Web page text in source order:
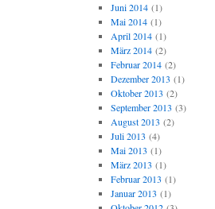
Juni 2014(1)
Mai 2014(1)
April 2014(1)
März 2014(2)
Februar 2014(2)
Dezember 2013 (1)
Oktober 2013 (2)
September 2013 (3)
August 2013 (2)
Juli 2013 (4)
Mai 2013 (1)
März 2013 (1)
Februar 2013 (1)
Januar 2013 (1)